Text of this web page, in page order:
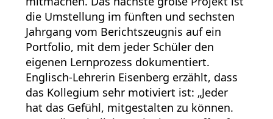
die Umstellung im fünften und sechsten
Jahrgang vom Berichtszeugnis auf ein
Portfolio, mit dem jeder Schüler den
eigenen Lernprozess dokumentiert.
Englisch-Lehrerin Eisenberg erzählt, dass
das Kollegium sehr motiviert ist: „Jeder
hat das Gefühl, mitgestalten zu können.